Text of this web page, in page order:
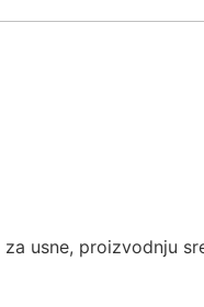
usne, proizvodnju